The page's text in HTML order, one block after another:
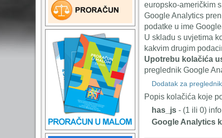
europsko-američkim
Google Analytics
podatke u ime
U skladu s uvjetima
kakvim drugim
Upotrebu kolačića
preglednik Google
Dodatak za
Popis kolačića koje
has_js- (1 ili 0)
Google Analytics